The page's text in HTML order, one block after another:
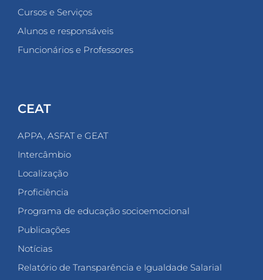
Cursos e Serviços
Alunos e responsáveis
Funcionários e Professores
CEAT
APPA, ASFAT e GEAT
Intercâmbio
Localização
Proficiência
Programa de educação socioemocional
Publicações
Notícias
Relatório de Transparência e Igualdade Salarial